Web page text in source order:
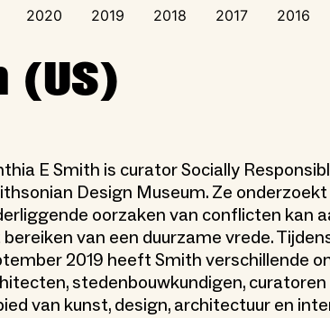
2020 2019 2018 2017 2016
(US)
E Smith is curator Socially
Design Museum. Ze
oorzaken van conflicten kan
van een duurzame vrede.
2019 heeft Smith verschillende
stedenbouwkundigen,
van kunst, design, architectuur en